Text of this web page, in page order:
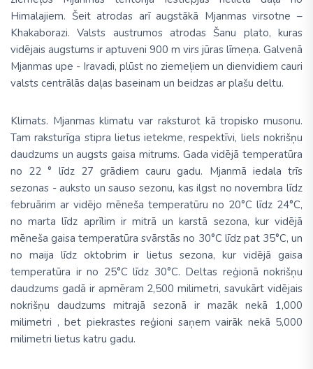
Himalajiem. Šeit atrodas arī augstākā Mjanmas virsotne –
Khakaborazi. Valsts austrumos atrodas Šanu plato, kuras
vidējais augstums ir aptuveni 900 m virs jūras līmeņa. Galvenā
Mjanmas upe - Iravadi, plūst no ziemeļiem un dienvidiem cauri
valsts centrālās daļas baseinam un beidzas ar plašu deltu.
Klimats. Mjanmas klimatu var raksturot kā tropisko musonu.
Tam raksturīga stipra lietus ietekme, respektīvi, liels nokrišņu
daudzums un augsts gaisa mitrums. Gada vidējā temperatūra
no 22 ° līdz 27 grādiem cauru gadu. Mjanmā iedala trīs
sezonas - auksto un sauso sezonu, kas ilgst no novembra līdz
februārim ar vidējo mēneša temperatūru no 20°C līdz 24°C,
no marta līdz aprīlim ir mitrā un karstā sezona, kur vidējā
mēneša gaisa temperatūra svārstās no 30°C līdz pat 35°C, un
no maija līdz oktobrim ir lietus sezona, kur vidējā gaisa
temperatūra ir no 25°C līdz 30°C. Deltas reģionā nokrišņu
daudzums gadā ir apmēram 2,500 milimetri, savukārt vidējais
nokrišņu daudzums mitrajā sezonā ir mazāk nekā 1,000
milimetri , bet piekrastes reģioni saņem vairāk nekā 5,000
milimetri lietus katru gadu.